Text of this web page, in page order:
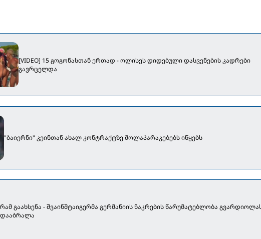
[VIDEO] 15 გოგონასთან ერთად - ოლისეს დიდებული დასვენების კადრები
გავრცელდა
"ბაიერნი" კეინთან ახალ კონტრაქტზე მოლაპარაკებებს იწყებს
რამ გაახსენა - შვაინშტაიგერმა გერმანიის ნაკრების წარუმატებლობა
დააბრალა